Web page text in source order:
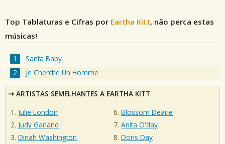
Top Tablaturas e Cifras por Eartha Kitt, não perca estas
músicas!
Santa Baby
Je Cherche Un Homme
ARTISTAS SEMELHANTES A EARTHA KITT
Julie London
Judy Garland
Dinah Washington
Blossom Dearie
Anita O'day
Doris Day